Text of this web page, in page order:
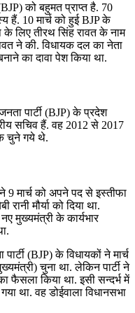
को बहुमत प्राप्त है. 70
हैं. 10 मार्च को हुई BJP के
लिए तीरथ सिंह रावत के नाम
ने की. विधायक दल का नेता
का दावा पेश किया था.
पार्टी (BJP) के प्रदेश
सचिव हैं. वह 2012 से 2017
चुने गये थे.
9 मार्च को अपने पद से इस्‍तीफा
रानी मौर्या को दिया था.
मुख्‍यमंत्री के कार्यभार
(BJP) के विधायकों ने मार्च
चुना था. लेकिन पार्टी ने
फैसला किया था. इसी सन्दर्भ में
था. वह डोईवाला विधानसभा